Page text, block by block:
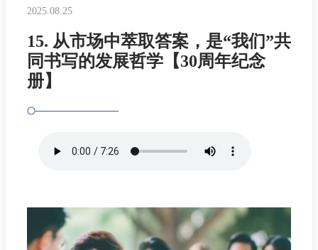
2025.08.25
15. 从市场中萃取答案，是“我们”共
同书写的发展哲学【30周年纪念
册】